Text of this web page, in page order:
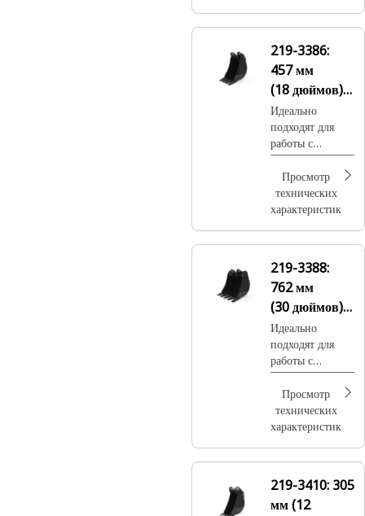
обработке.
219-3386:
457 мм
(18 дюймов),
на пальцах
Идеально
подходят для
работы с
полускальным
грунтом или для
дробления и
перемещения
Просмотр
технических
характеристик
219-3388:
762 мм
(30 дюймов),
на пальцах
Идеально
подходят для
работы с
полускальным
грунтом или для
дробления и
перемещения
Просмотр
технических
характеристик
219-3410: 305
мм (12